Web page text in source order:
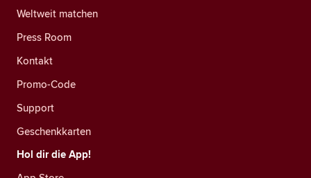
Weltweit matchen
Press Room
Kontakt
Promo-Code
Support
Geschenkkarten
Hol dir die App!